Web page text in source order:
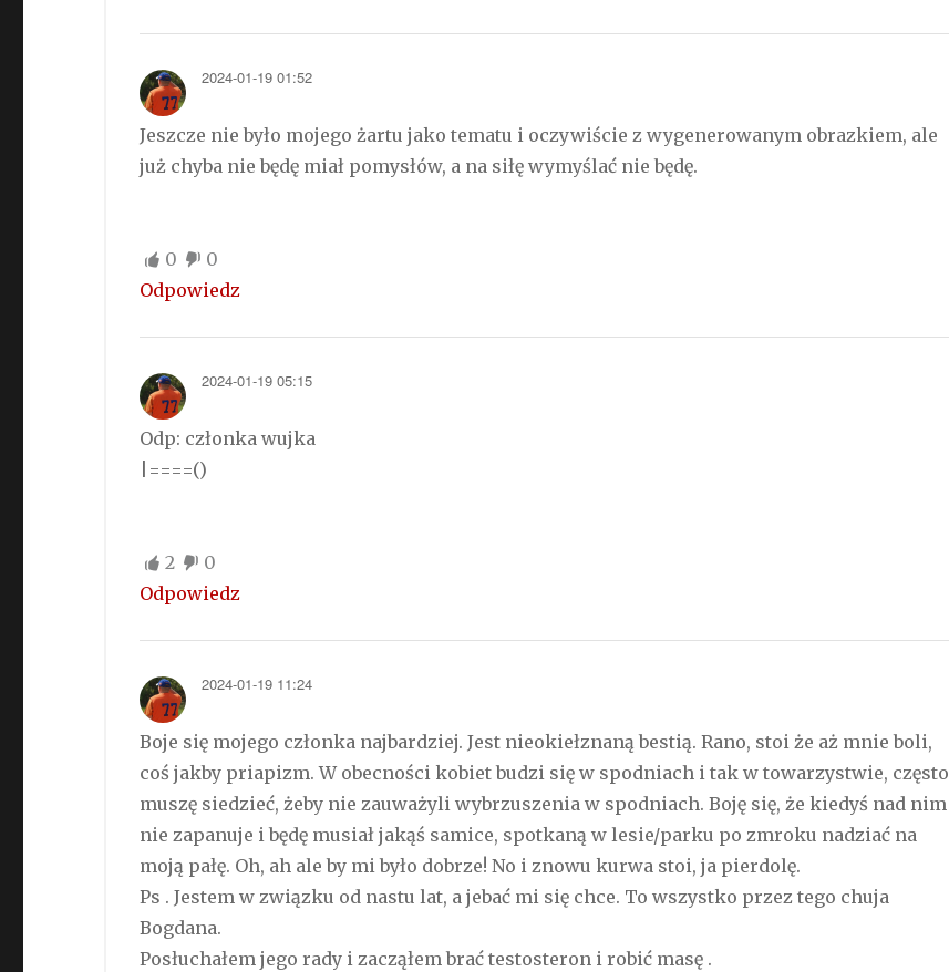
2024-01-19 01:52
Jeszcze nie było mojego żartu jako tematu i oczywiście z wygenerowanym obrazkiem, ale
już chyba nie będę miał pomysłów, a na siłę wymyślać nie będę.
0
0
Odpowiedz
2024-01-19 05:15
Odp: członka wujka
|====()
2
0
Odpowiedz
2024-01-19 11:24
Boje się mojego członka najbardziej. Jest nieokiełznaną bestią. Rano, stoi że aż mnie boli,
coś jakby priapizm. W obecności kobiet budzi się w spodniach i tak w towarzystwie, często
muszę siedzieć, żeby nie zauważyli wybrzuszenia w spodniach. Boję się, że kiedyś nad nim
nie zapanuje i będę musiał jakąś samice, spotkaną w lesie/parku po zmroku nadziać na
moją pałę. Oh, ah ale by mi było dobrze! No i znowu kurwa stoi, ja pierdolę.
Ps . Jestem w związku od nastu lat, a jebać mi się chce. To wszystko przez tego chuja
Bogdana.
Posłuchałem jego rady i zacząłem brać testosteron i robić masę .